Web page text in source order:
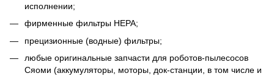
исполнении;
фирменные фильтры НЕРА;
прецизионные (водные) фильтры;
любые оригинальные запчасти для роботов-пылесосов
Сяоми (аккумуляторы, моторы, док-станции, в том числе и